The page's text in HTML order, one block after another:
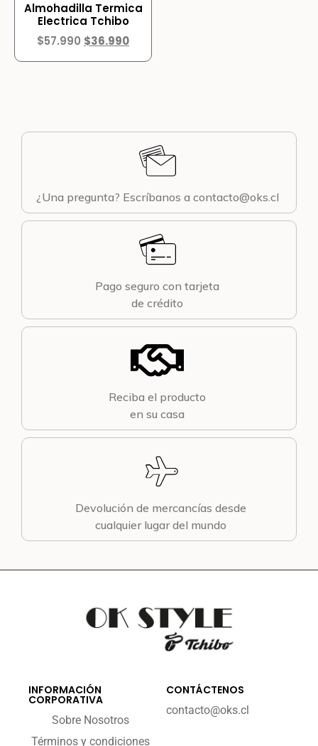
Almohadilla Termica
Electrica Tchibo
$57.990 $36.990
¿Una pregunta? Escríbanos a contacto@oks.cl
Pago seguro con tarjeta
de crédito
Reciba el producto
en su casa
Devolución de mercancías desde
cualquier lugar del mundo
INFORMACIÓN
CORPORATIVA
Sobre Nosotros
Términos y condiciones
CONTÁCTENOS
contacto@oks.cl